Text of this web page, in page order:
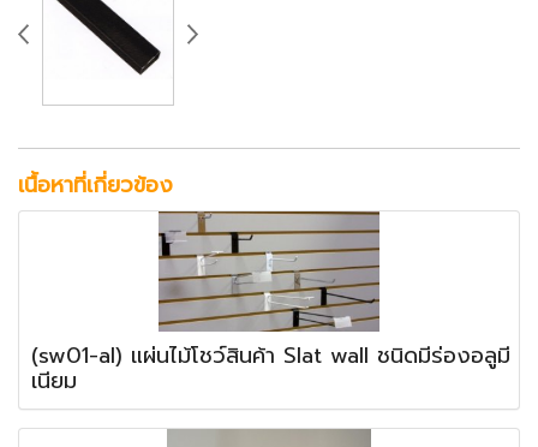
เนื้อหาที่เกี่ยวข้อง
(sw01-al) แผ่นไม้โชว์สินค้า Slat wall ชนิดมีร่องอลูมี
เนียม